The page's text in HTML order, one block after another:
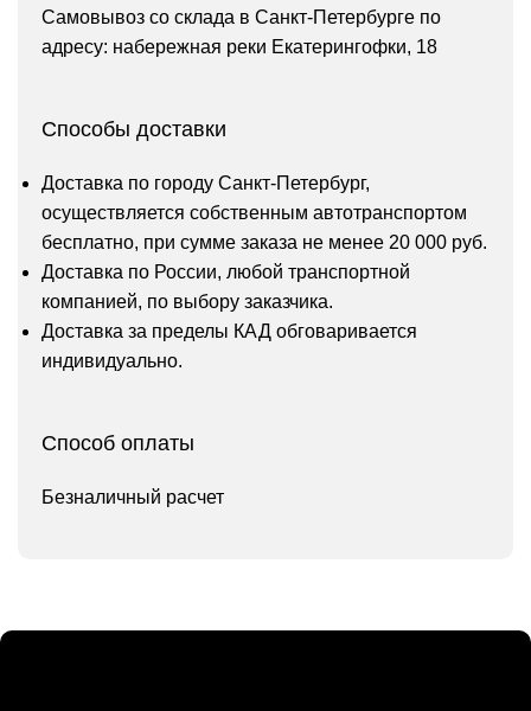
Самовывоз со склада в Санкт-Петербурге по
адресу: набережная реки Екатерингофки, 18
Способы доставки
Доставка по городу Санкт-Петербург,
осуществляется собственным автотранспортом
бесплатно, при сумме заказа не менее 20 000 руб.
Доставка по России, любой транспортной
компанией, по выбору заказчика.
Доставка за пределы КАД обговаривается
индивидуально.
Способ оплаты
Безналичный расчет